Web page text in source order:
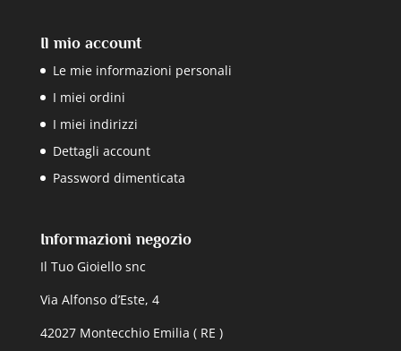
Il mio account
Le mie informazioni personali
I miei ordini
I miei indirizzi
Dettagli account
Password dimenticata
Informazioni negozio
Il Tuo Gioiello snc
Via Alfonso d’Este, 4
42027 Montecchio Emilia ( RE )